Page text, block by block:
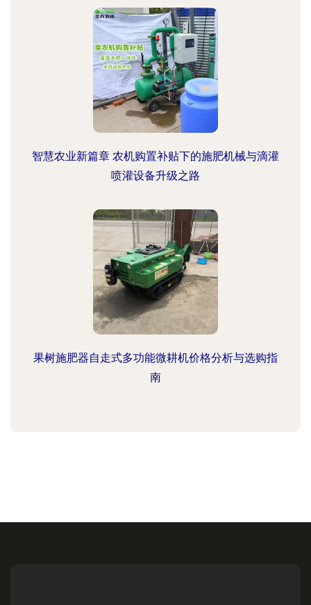
智慧农业新篇章 农机购置补贴下的施肥机械与滴灌
喷灌设备升级之路
果树施肥器自走式多功能微耕机价格分析与选购指
南